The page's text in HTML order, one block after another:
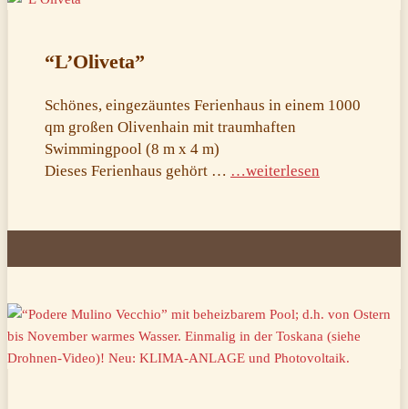
“L’Oliveta”
Schönes, eingezäuntes Ferienhaus in einem 1000
qm großen Olivenhain mit traumhaften
Swimmingpool (8 m x 4 m)
Dieses Ferienhaus gehört … …weiterlesen